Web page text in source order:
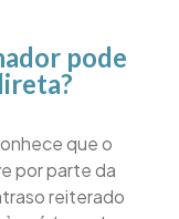
pode
que o
por parte da
reiterado